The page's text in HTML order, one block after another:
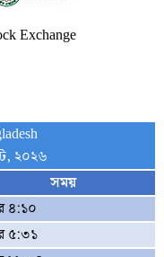
Exchange
২০২৬
সময়
৪:১০
৫:৩১